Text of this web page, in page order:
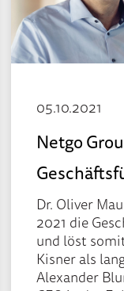
05.10.2021
Netgo
Dr. Oliver
2021 die
und löst
Kisner als
Alexander